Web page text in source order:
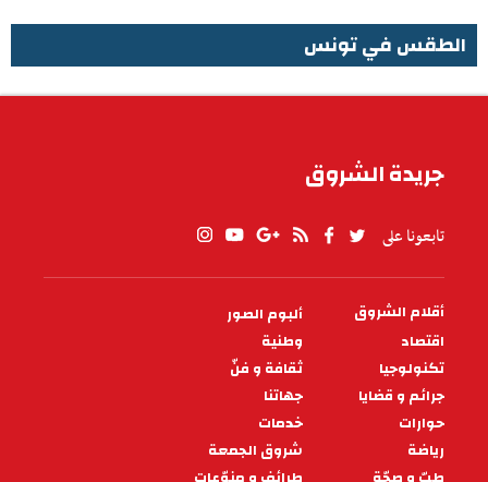
الطقس في تونس
جريدة الشروق
تابعونا على
PIED
DE
PAGE
أقلام الشروق
ألبوم الصور
اقتصاد
وطنية
تكنولوجيا
ثقافة و فنّ
جرائم و قضايا
جهاتنا
حوارات
خدمات
رياضة
شروق الجمعة